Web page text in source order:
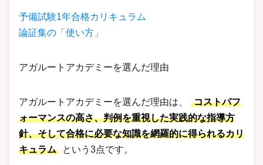
予備試験1年合格カリキュラム
論証集の「使い方」
アガルートアカデミーを選んだ理由
アガルートアカデミーを選んだ理由は、
コストパフ
ォーマンスの高さ、判例を重視した実践的な指導方
針、そして合格に必要な知識を網羅的に得られるカリ
キュラム
という3点です。